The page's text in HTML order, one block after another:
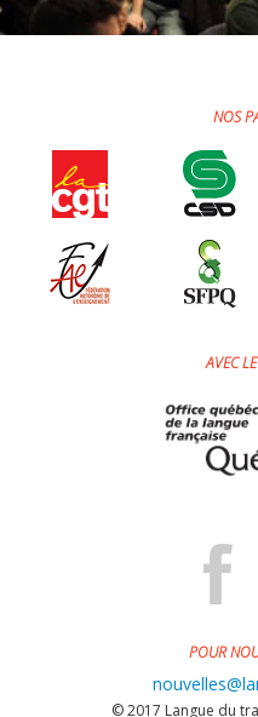
NOS
AVEC
POUR
© 2017 Langue du